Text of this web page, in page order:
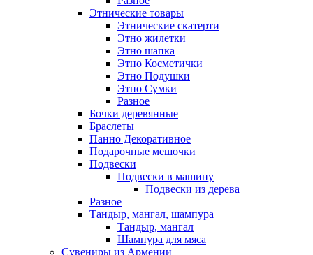
Этнические товары
Этнические скатерти
Этно жилетки
Этно шапка
Этно Косметички
Этно Подушки
Этно Сумки
Разное
Бочки деревянные
Браслеты
Панно Декоративное
Подарочные мешочки
Подвески
Подвески в машину
Подвески из дерева
Разное
Тандыр, мангал, шампура
Тандыр, мангал
Шампура для мяса
Сувениры из Армении